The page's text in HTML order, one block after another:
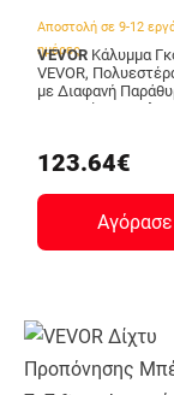
Αποστολή σε 9-12
ημέρες
VEVOR
VEVOR,
με Διαφανή
Επιβατών,
123.64€
Αγόρασε